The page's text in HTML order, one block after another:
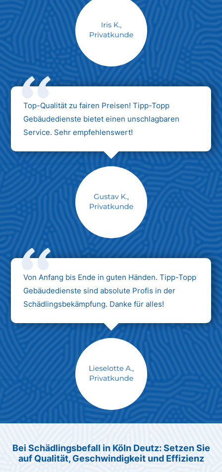
Max Mustermann
Unternehmen AG
Top-Qualität zu fairen Preisen! Tipp-Topp
Gebäudedienste bietet einen unschlagbaren
Service. Sehr empfehlenswert!
Max Mustermann
Unternehmen AG
Von Anfang bis Ende in guten Händen. Tipp-Topp
Gebäudedienste sind absolute Profis in der
Schädlingsbekämpfung. Danke für alles!
Max Mustermann
Bei Schädlingsbefall in Köln Deutz:Setzen Sie
auf Qualität, Geschwindigkeit und Effizienz